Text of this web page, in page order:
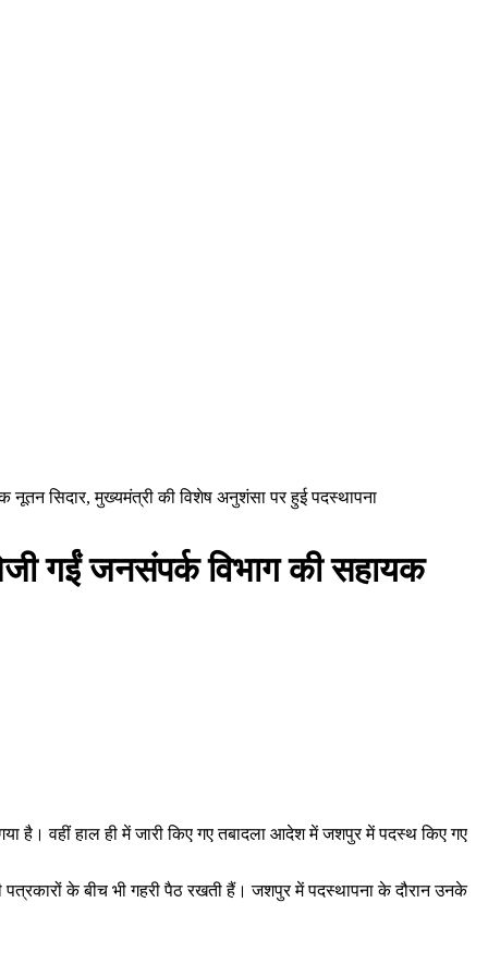
नूतन सिदार, मुख्यमंत्री की विशेष अनुशंसा पर हुई पदस्थापना
गईं जनसंपर्क विभाग की सहायक
है। वहीं हाल ही में जारी किए गए तबादला आदेश में जशपुर में पदस्थ किए गए
के बीच भी गहरी पैठ रखती हैं। जशपुर में पदस्थापना के दौरान उनके